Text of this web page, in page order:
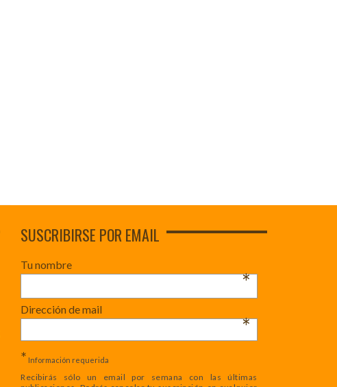
SUSCRIBIRSE POR EMAIL
Tu nombre
*
Dirección de mail
*
* Información requerida
Recibirás sólo un email por semana con las últimas